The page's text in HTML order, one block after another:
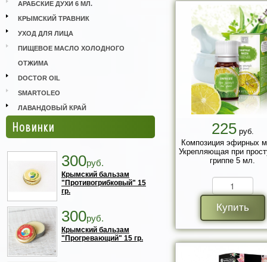
АРАБСКИЕ ДУХИ 6 МЛ.
КРЫМСКИЙ ТРАВНИК
УХОД ДЛЯ ЛИЦА
ПИЩЕВОЕ МАСЛО ХОЛОДНОГО
ОТЖИМА
DOCTOR OIL
SMARTOLEO
ЛАВАНДОВЫЙ КРАЙ
Новинки
300руб.
Крымский бальзам
"Противогрибковый" 15
гр.
300руб.
Крымский бальзам
"Прогревающий" 15 гр.
225руб.
Композиция эфирных
Укрепляющая при
гриппе 5 мл.
Купить